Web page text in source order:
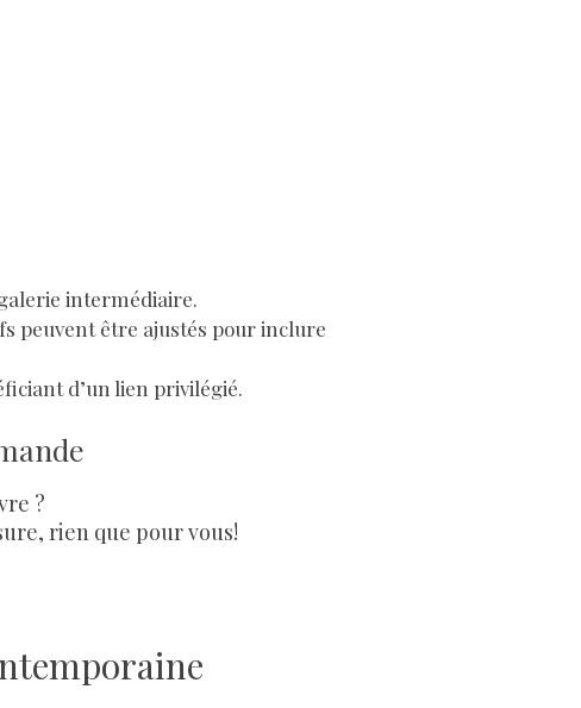
intermédiaire.
peuvent être ajustés pour inclure
d’un lien privilégié.
?
rien que pour vous!